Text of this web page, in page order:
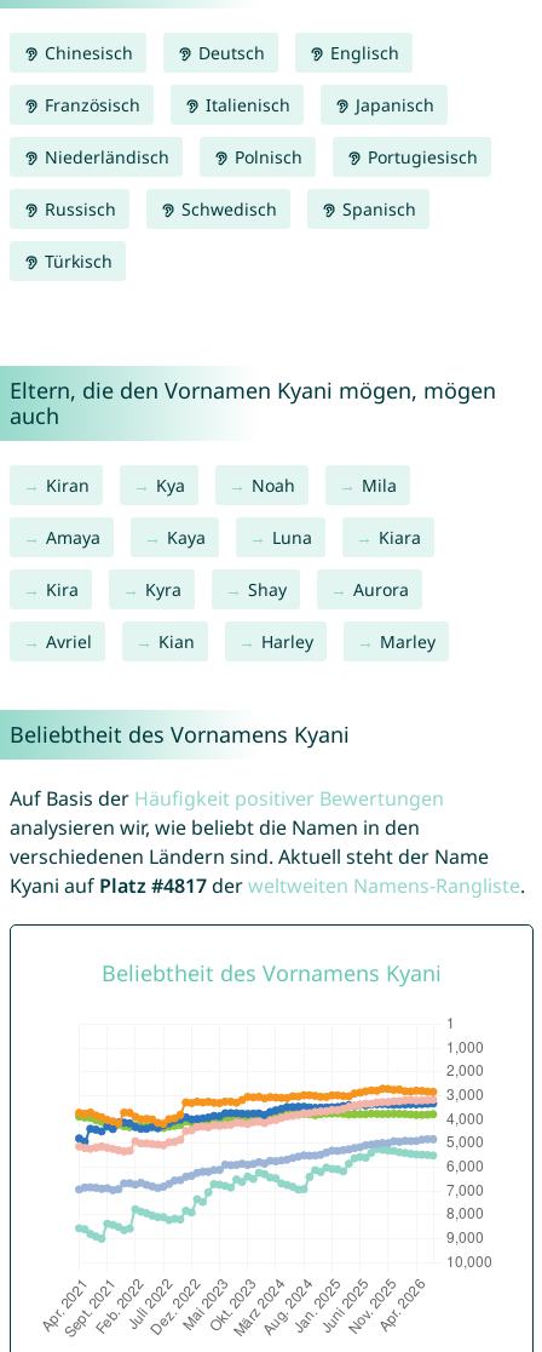
Chinesisch Deutsch Englisch
Französisch Italienisch Japanisch
Niederländisch Polnisch Portugiesisch
Russisch Schwedisch Spanisch
Türkisch
Eltern, die den Vornamen Kyani mögen, mögen
auch
Kiran Kya Noah Mila
Amaya Kaya Luna Kiara
Kira Kyra Shay Aurora
Avriel Kian Harley Marley
Beliebtheit des Vornamens Kyani
Auf Basis der Häufigkeit positiver Bewertungen
analysieren wir, wie beliebt die Namen in den
verschiedenen Ländern sind. Aktuell steht der Name
Kyani auf Platz #4817derweltweiten Namens-Rangliste.